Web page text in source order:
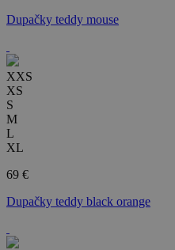
Dupačky teddy mouse
XXS
XS
S
M
L
XL
69 €
Dupačky teddy black orange